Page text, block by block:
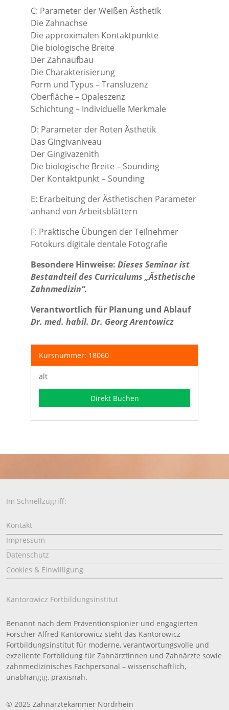
C: Parameter der Weißen Ästhetik
Die Zahnachse
Die approximalen Kontaktpunkte
Die biologische Breite
Der Zahnaufbau
Die Charakterisierung
Form und Typus – Transluzenz
Oberfläche – Opaleszenz
Schichtung – Individuelle Merkmale
D: Parameter der Roten Ästhetik
Das Gingivaniveau
Der Gingivazenith
Die biologische Breite – Sounding
Der Kontaktpunkt – Sounding
E: Erarbeitung der Ästhetischen Parameter
anhand von Arbeitsblättern
F: Praktische Übungen der Teilnehmer
Fotokurs digitale dentale Fotografie
Besondere Hinweise: Dieses Seminar ist
Bestandteil des Curriculums „Ästhetische
Zahnmedizin“.
Verantwortlich für Planung und Ablauf
Dr. med. habil. Dr. Georg Arentowicz
Kursnummer: 18060
alt
Direkt Buchen
Im Schnellzugriff:
Kontakt
Impressum
Datenschutz
Cookies & Einwilligung
Kantorowicz Fortbildungsinstitut
Benannt nach dem Präventionspionier und engagierten
Forscher Alfred Kantorowicz steht das Kantorowicz
Fortbildungsinstitut für moderne, verantwortungsvolle und
exzellente Fortbildung für Zahnärztinnen und Zahnärzte sowie
zahnmedizinisches Fachpersonal – wissenschaftlich,
unabhängig, praxisnah.
© 2025 Zahnärztekammer Nordrhein